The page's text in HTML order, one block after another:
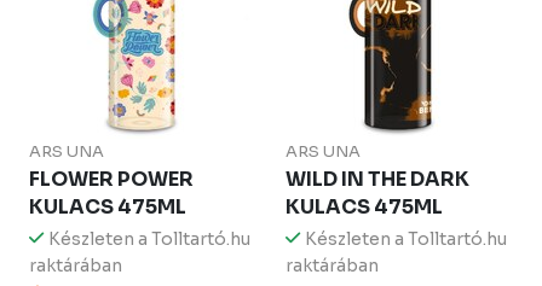
ARS UNA
FLOWER POWER
KULACS 475ML
Készleten a Tolltartó.hu
raktárában
ARS UNA
WILD IN THE DARK
KULACS 475ML
Készleten a Tolltartó.hu
raktárában